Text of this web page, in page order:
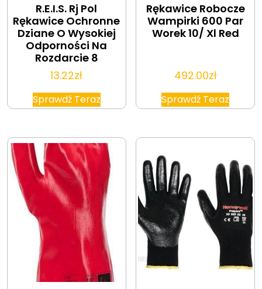
R.E.I.S. Rj Pol
Rękawice Ochronne
Dziane O Wysokiej
Odporności Na
Rozdarcie 8
13.22zł
Sprawdź Teraz
Rękawice Robocze
Wampirki 600 Par
Worek 10/ Xl Red
492.00zł
Sprawdź Teraz